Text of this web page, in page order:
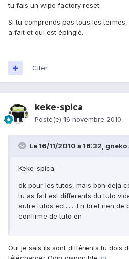
tu fais un wipe factory reset.
Si tu comprends pas tous les
a fait et qui est épinglé.
Citer
keke-spica
Posté(e) 16 novembre 2010
Le 16/11/2010 à 16:32, gneko
Keke-spica:
ok pour les tutos, mais bon deja
tu as fait est differents du tuto
autre tutos ect...... En bref rien de
confirme de tuto en
Oui je sais ils sont différents tu dois